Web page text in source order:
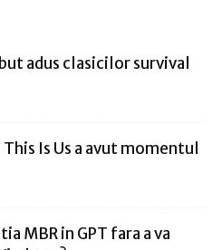
adus clasicilor survival
Is Us a avut momentul
MBR in GPT fara a va